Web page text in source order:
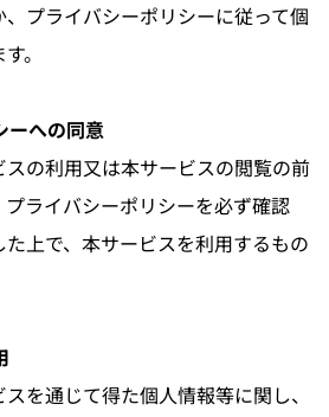
プライバシーポリシーに従って個
。
ーへの同意
の利用又は本サービスの閲覧の前
ライバシーポリシーを必ず確認
上で、本サービスを利用するもの
を通じて得た個人情報等に関し、